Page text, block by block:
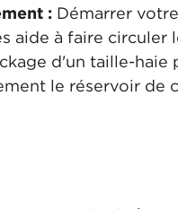
: Démarrer
à faire circuler
d'un taille-
le réservoir de